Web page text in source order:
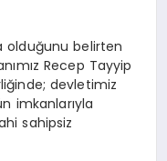
olduğunu belirten
Recep Tayyip
devletimiz
imkanlarıyla
sahipsiz